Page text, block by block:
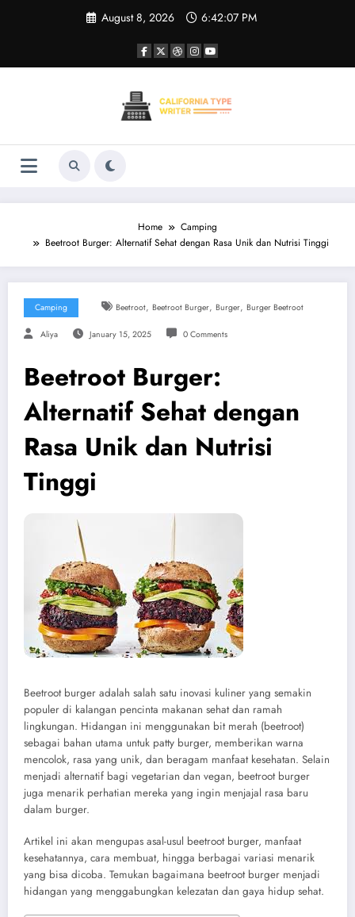
August 8, 2026 6:42:07 PM
Home
Camping
Beetroot Burger: Alternatif Sehat dengan Rasa Unik dan Nutrisi Tinggi
Camping Beetroot, Beetroot Burger, Burger, Burger Beetroot
Aliya January 15, 2025 0 Comments
Beetroot Burger:
Alternatif Sehat dengan
Rasa Unik dan Nutrisi
Tinggi
Beetroot burger adalah salah satu inovasi kuliner yang semakin
populer di kalangan pencinta makanan sehat dan ramah
lingkungan. Hidangan ini menggunakan bit merah (beetroot)
sebagai bahan utama untuk patty burger, memberikan warna
mencolok, rasa yang unik, dan beragam manfaat kesehatan. Selain
menjadi alternatif bagi vegetarian dan vegan, beetroot burger
juga menarik perhatian mereka yang ingin menjajal rasa baru
dalam burger.
Artikel ini akan mengupas asal-usul beetroot burger, manfaat
kesehatannya, cara membuat, hingga berbagai variasi menarik
yang bisa dicoba. Temukan bagaimana beetroot burger menjadi
hidangan yang menggabungkan kelezatan dan gaya hidup sehat.